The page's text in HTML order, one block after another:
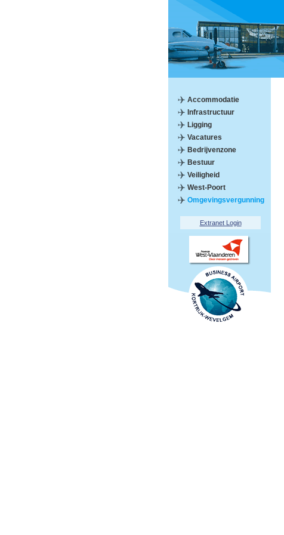
Accommodatie
Infrastructuur
Ligging
Vacatures
Bedrijvenzone
Bestuur
Veiligheid
West-Poort
Omgevingsvergunning
Extranet Login